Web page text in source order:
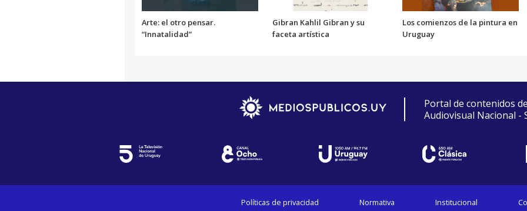
Arte: el otro pensar.
“Innatalidad”
Gibran Kahlil Gibran y su
faceta artística
Los comienzos de la pintura en
Uruguay
Portal de contenidos
Audiovisual Nacional -
Políticas de privacidad Normativa Institucional